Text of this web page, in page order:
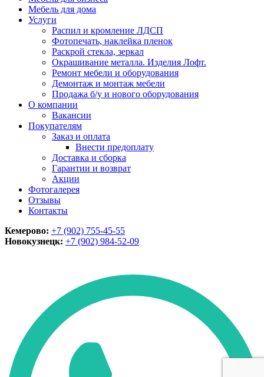
Мебель для дома
Услуги
Распил и кромление ЛДСП
Фотопечать, наклейка пленок
Раскрой стекла, зеркал
Окрашивание металла. Изделия Лофт.
Ремонт мебели и оборудования
Демонтаж и монтаж мебели
Продажа б/у и нового оборудования
О компании
Вакансии
Покупателям
Заказ и оплата
Внести предоплату
Доставка и сборка
Гарантии и возврат
Акции
Фотогалерея
Отзывы
Контакты
Кемерово: +7 (902) 755-45-55
Новокузнецк: +7 (902) 984-52-09